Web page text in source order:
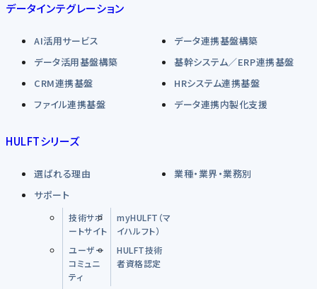
データインテグレーション
AI活用サービス
データ連携基盤構築
データ活用基盤構築
基幹システム／ERP連携基盤
CRM連携基盤
HRシステム連携基盤
ファイル連携基盤
データ連携内製化支援
HULFTシリーズ
選ばれる理由
業種・業界・業務別
サポート
技術サポ
ートサイト
myHULFT（マ
イハルフト）
ユーザー
コミュニ
ティ
HULFT技術
者資格認定